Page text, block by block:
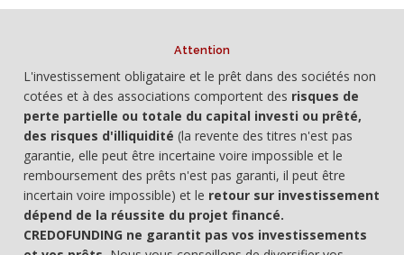
Attention
L'investissement obligataire et le prêt dans des sociétés non
cotées et à des associations comportent des risques de
perte partielle ou totale du capital investi ou prêté,
des risques d'illiquidité (la revente des titres n'est pas
garantie, elle peut être incertaine voire impossible et le
remboursement des prêts n'est pas garanti, il peut être
incertain voire impossible) et le retour sur investissement
dépend de la réussite du projet financé.
CREDOFUNDING ne garantit pas vos investissements